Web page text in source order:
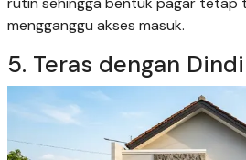
mengganggu akses masuk.
5. Teras dengan